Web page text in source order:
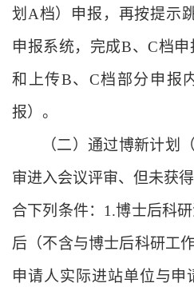
划A档）申报，再按提示
申报系统，完成B、C档
和上传B、C档部分申报
报）。
（二）通过博新计划
审进入会议评审、但未获得
合下列条件： 1.博士后科
后（不含与博士后科研工
申请人实际进站单位与